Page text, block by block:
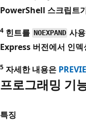
PowerShell 스크립트
4 힌트를 NOEXPAND 사
Express 버전에서 인
5 자세한 내용은
프로그래밍 기
특징